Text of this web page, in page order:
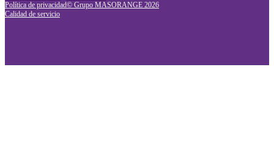
Política de privacidad
Calidad de servicio
© Grupo MASORANGE 2026